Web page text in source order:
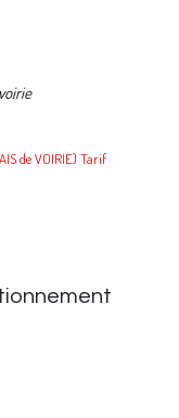
de VOIRIE) Tarif